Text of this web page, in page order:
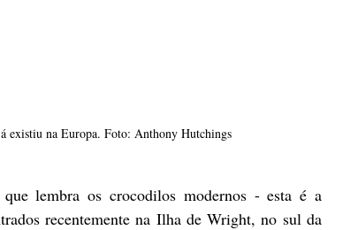
existiu na Europa. Foto: Anthony Hutchings
lembra os crocodilos modernos - esta é a
recentemente na Ilha de Wright, no sul da